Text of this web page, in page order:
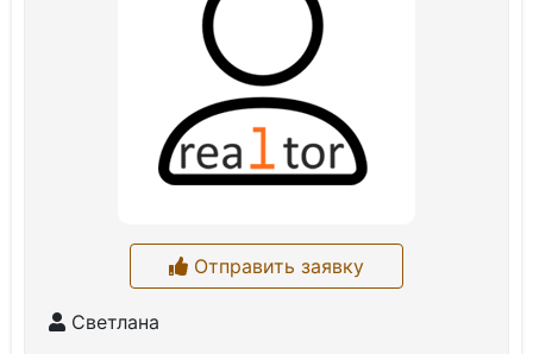
Отправить заявку
Светлана